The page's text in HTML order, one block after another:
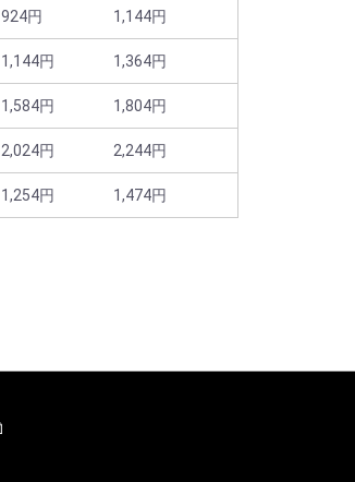
924円 1,144円
1,144円 1,364円
1,584円 1,804円
2,024円 2,244円
1,254円 1,474円